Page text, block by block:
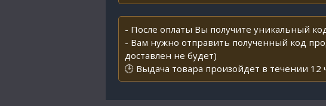
- После оплаты Вы получите уникальный
- Вам нужно отправить полученный код
доставлен не будет)
🕒 Выдача товара произойдет в течении 12